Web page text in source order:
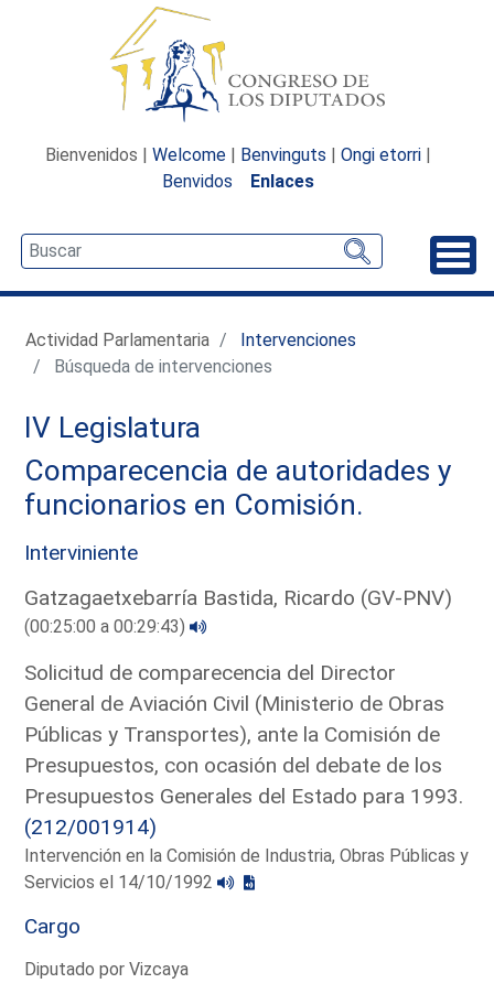
Bienvenidos | Welcome | Benvinguts | Ongi etorri |
Benvidos
Enlaces
Actividad Parlamentaria
Intervenciones
Búsqueda de intervenciones
IV Legislatura
Comparecencia de autoridades y
funcionarios en Comisión.
Interviniente
Gatzagaetxebarría Bastida, Ricardo (GV-PNV)
(00:25:00 a 00:29:43)
Solicitud de comparecencia del Director
General de Aviación Civil (Ministerio de Obras
Públicas y Transportes), ante la Comisión de
Presupuestos, con ocasión del debate de los
Presupuestos Generales del Estado para 1993.
(212/001914)
Intervención en la Comisión de Industria, Obras Públicas y
Servicios el 14/10/1992
Cargo
Diputado por Vizcaya